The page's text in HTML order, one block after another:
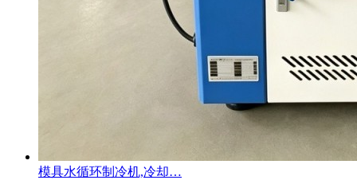
模具水循环制冷机,冷却…